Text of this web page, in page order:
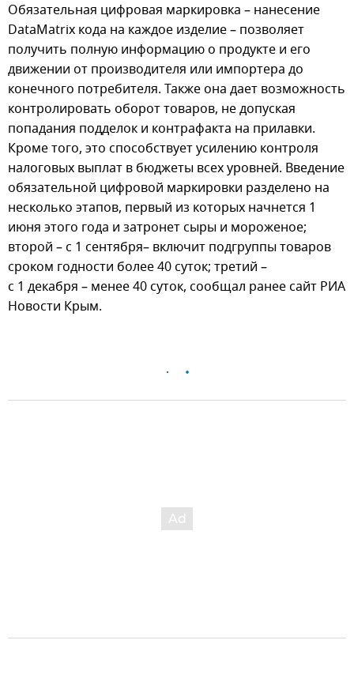
Обязательная цифровая маркировка – нанесение
DataMatrix кода на каждое изделие – позволяет
получить полную информацию о продукте и его
движении от производителя или импортера до
конечного потребителя. Также она дает возможность
контролировать оборот товаров, не допуская
попадания подделок и контрафакта на прилавки.
Кроме того, это способствует усилению контроля
налоговых выплат в бюджеты всех уровней. Введение
обязательной цифровой маркировки разделено на
несколько этапов, первый из которых начнется 1
июня этого года и затронет сыры и мороженое;
второй – с 1 сентября– включит подгруппы товаров
сроком годности более 40 суток; третий –
с 1 декабря – менее 40 суток, сообщал ранее сайт РИА
Новости Крым.